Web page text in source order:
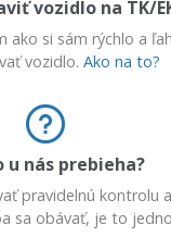
vozidlo na TK/
ako si sám rýchlo a
vozidlo. Ako na to?
u nás prebieha?
pravidelnú kontrolu a
sa obávať, je to